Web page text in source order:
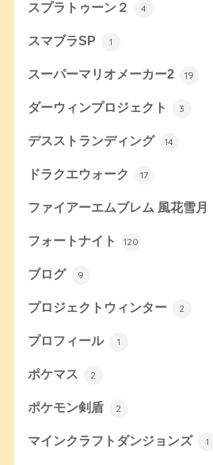
スプラトゥーン２ 4
スマブラSP 1
スーパーマリオメーカー2 19
ダーウィンプロジェクト 3
デスストランディング 14
ドラクエウォーク 17
ファイアーエムブレム 風花雪月
フォートナイト 120
ブログ 9
プロジェクトウィンター 2
プロフィール 1
ポケマス 2
ポケモン剣盾 2
マインクラフトダンジョンズ 1